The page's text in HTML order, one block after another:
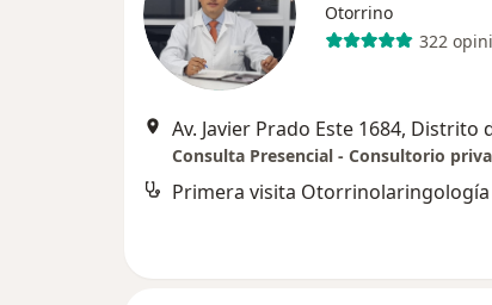
Otorrino
322
Primera visita Otorrinolaringología